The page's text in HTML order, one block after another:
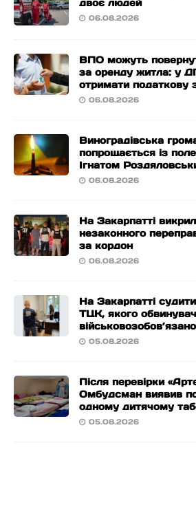
двоє людей
06.08.2026
ВПО можуть
за оренду житла: у
отримати податкову
06.08.2026
Виноградівська
попрощається із
Ігнатом
06.08.2026
На Закарпатті
незаконного
за кордон
06.08.2026
На Закарпатті
ТЦК, якого
05.08.2026
Після перевірки
Омбудсман виявив
одному дитячому
05.08.2026